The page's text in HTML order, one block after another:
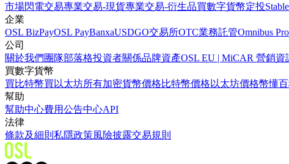
市場閃電交易專業交易-現貨專業交易-衍生品買數字貨幣定投
企業
OSL BizPayOSL PayBanxaUSDGO交易所OTC業務託管Omnibus Pro
公司
關於我們 團隊部落格投資者關係品牌資產OSL EU | MiCAR 營銷資
買數字貨幣
買比特幣買以太坊所有加密貨幣價格比特幣價格 以太坊價格幣懂
幫助
幫助中心費用公告中心API
法律
條款及細則 私隱政策風險披露交易規則